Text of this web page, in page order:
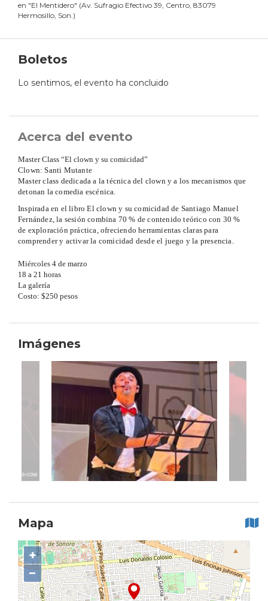
en "El Mentidero" (Av. Sufragio Efectivo 39, Centro, 83079
Hermosillo, Son.)
Boletos
Lo sentimos, el evento ha concluido
Acerca del evento
Master Class “El clown y su comicidad”
Clown: Santi Mutante
Master class dedicada a la técnica del clown y a los mecanismos que
detonan la comedia escénica.
Inspirada en el libro El clown y su comicidad de Santiago Manuel
Fernández, la sesión combina 70 % de contenido teórico con 30 %
de exploración práctica, ofreciendo herramientas claras para
comprender y activar la comicidad desde el juego y la presencia.
Miércoles 4 de marzo
18 a 21 horas
La galería
Costo: $250 pesos
Imágenes
Mapa
+
−